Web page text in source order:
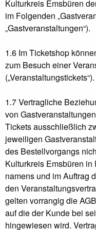
Kulturkreis Emsbüren
im Folgenden
„Gastveranstaltungen“).
1.6 Im Ticketshop
zum Besuch einer
(„Veranstaltungstickets“).
1.7 Vertragliche
von
Tickets ausschließlich
jeweiligen
des Bestellvorgangs
Kulturkreis Emsbüren
namens und im Auftrag
den
gelten vorrangig die
auf die der Kunde bei
hingewiesen wird.